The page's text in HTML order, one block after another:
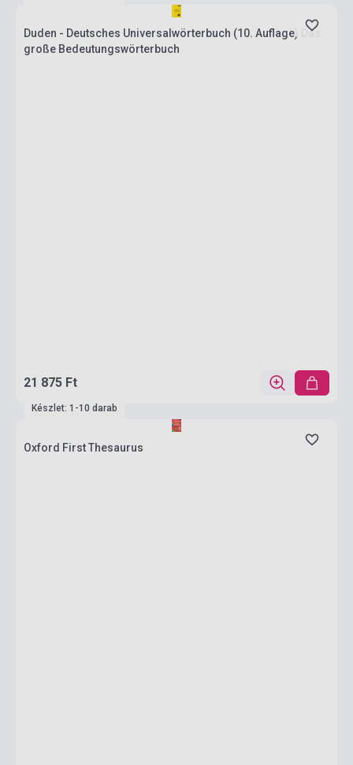
Duden - Deutsches Universalwörterbuch (10. Auflage) Das
große Bedeutungswörterbuch
21 875 Ft
Készlet: 1-10 darab
Oxford First Thesaurus